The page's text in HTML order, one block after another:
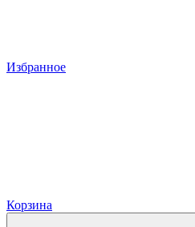
Избранное
Корзина